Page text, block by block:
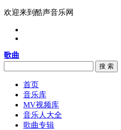
欢迎来到酷声音乐网
歌曲
搜 索
首页
音乐库
MV视频库
音乐人大全
歌曲专辑